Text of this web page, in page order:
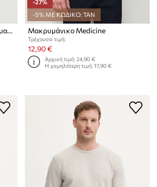
-27%
-5% ΜΕ ΚΩΔΙΚΟ: TAN
Μακρυμάνικο Medicine
Τρέχουσα τιμή:
12,90 €
Αρχική τιμή:24,90 €
Η χαμηλότερη τιμή:17,90 €